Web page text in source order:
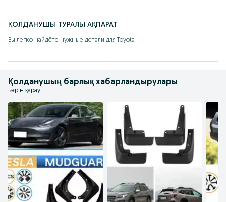
ҚОЛДАНУШЫ ТУРАЛЫ АҚПАРАТ
Вы легко найдёте нужные детали для Toyota
Қолданушың барлық хабарландырулары
Бәрін қарау